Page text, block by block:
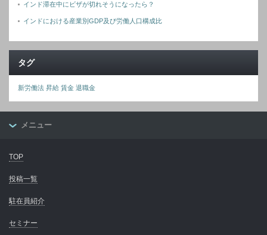
インド滞在中にビザが切れそうになったら？
インドにおける産業別GDP及び労働人口構成比
タグ
新労働法 昇給 賃金 退職金
メニュー
TOP
投稿一覧
駐在員紹介
セミナー